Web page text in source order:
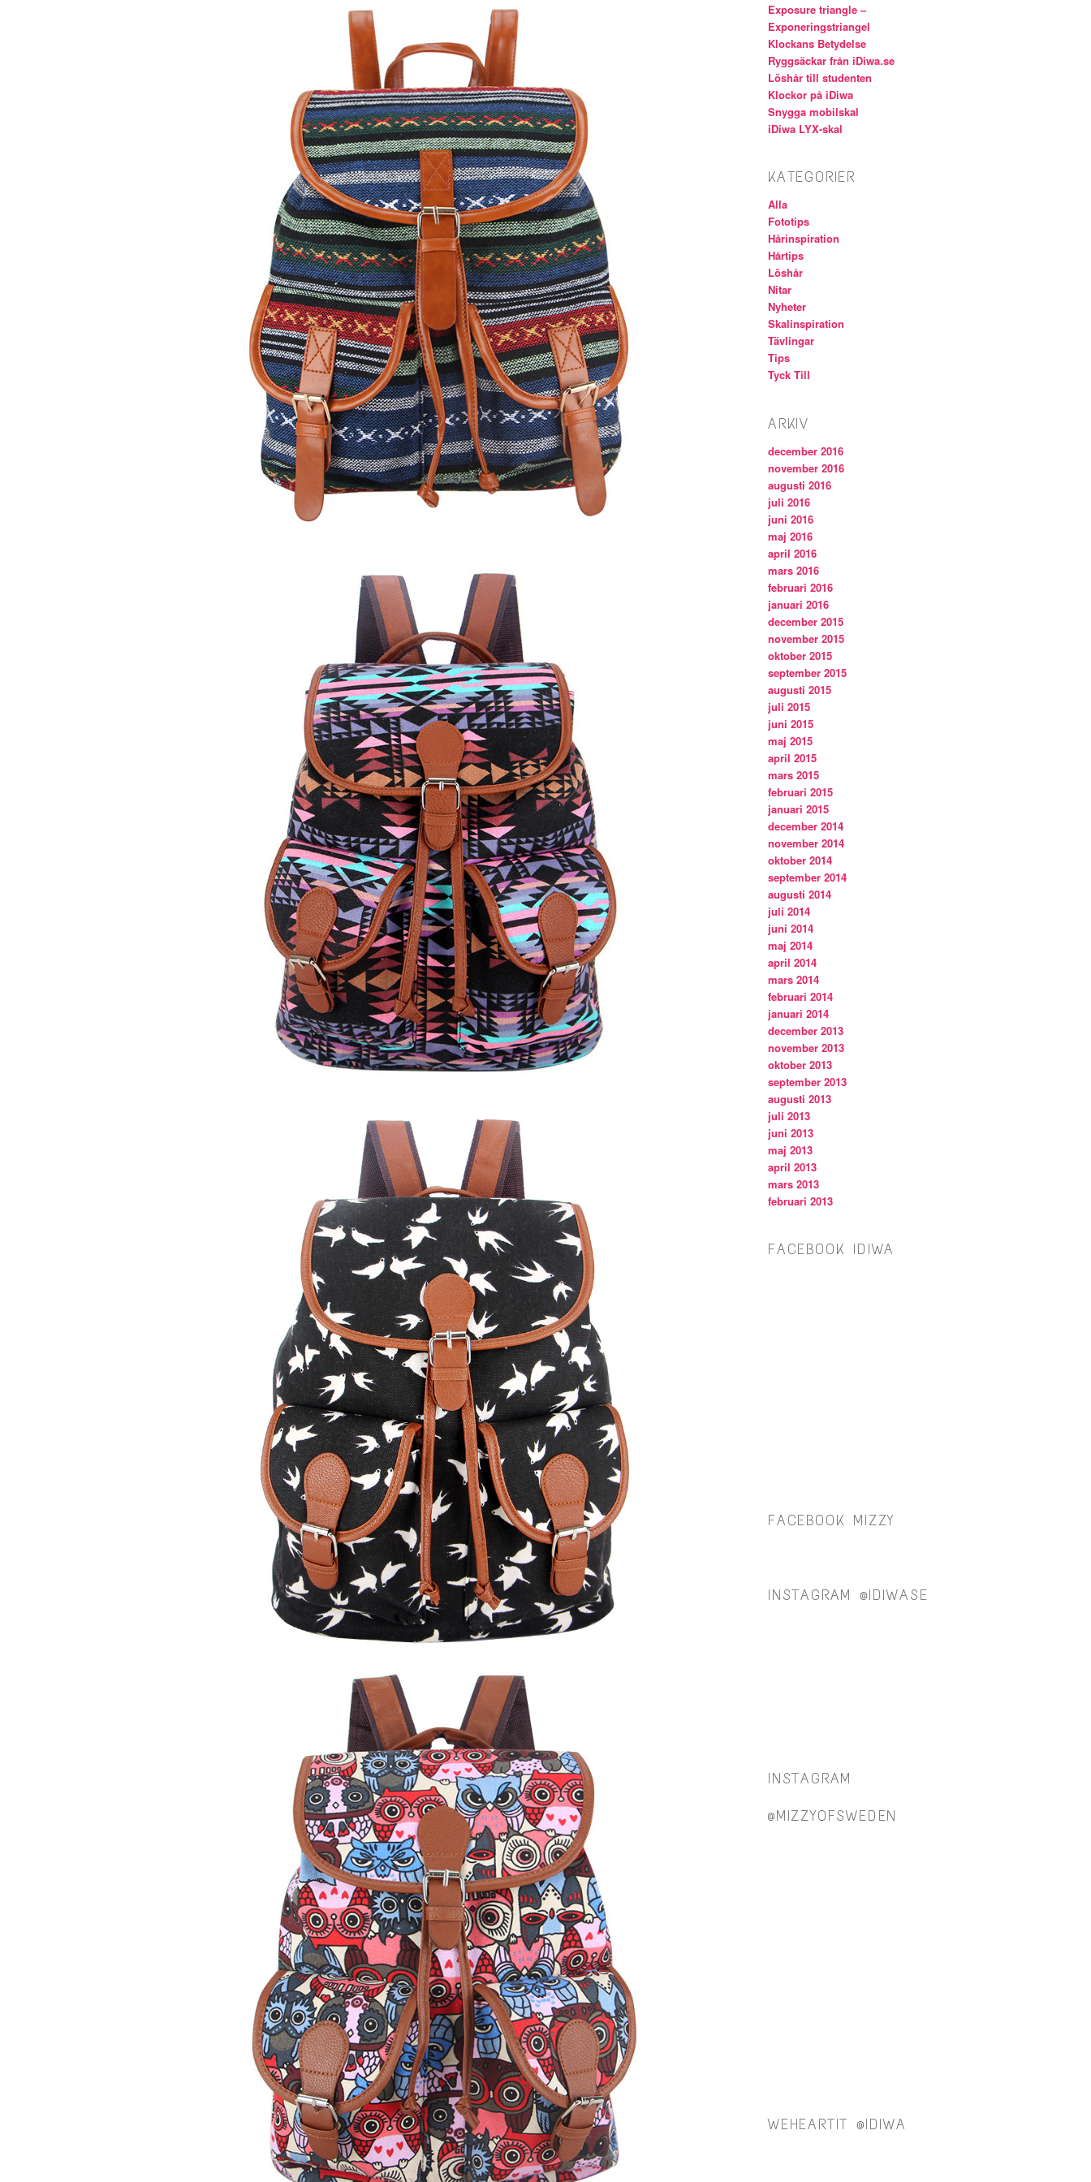
Exposure triangle –
Exponeringstriangel
Klockans Betydelse
Ryggsäckar från iDiwa.se
Löshår till studenten
Klockor på iDiwa
Snygga mobilskal
iDiwa LYX-skal
KATEGORIER
Alla
Fototips
Hårinspiration
Hårtips
Löshår
Nitar
Nyheter
Skalinspiration
Tävlingar
Tips
Tyck Till
ARKIV
december 2016
november 2016
augusti 2016
juli 2016
juni 2016
maj 2016
april 2016
mars 2016
februari 2016
januari 2016
december 2015
november 2015
oktober 2015
september 2015
augusti 2015
juli 2015
juni 2015
maj 2015
april 2015
mars 2015
februari 2015
januari 2015
december 2014
november 2014
oktober 2014
september 2014
augusti 2014
juli 2014
juni 2014
maj 2014
april 2014
mars 2014
februari 2014
januari 2014
december 2013
november 2013
oktober 2013
september 2013
augusti 2013
juli 2013
juni 2013
maj 2013
april 2013
mars 2013
februari 2013
FACEBOOK IDIWA
FACEBOOK MIZZY
INSTAGRAM @IDIWASE
INSTAGRAM
@MIZZYOFSWEDEN
WEHEARTIT @IDIWA